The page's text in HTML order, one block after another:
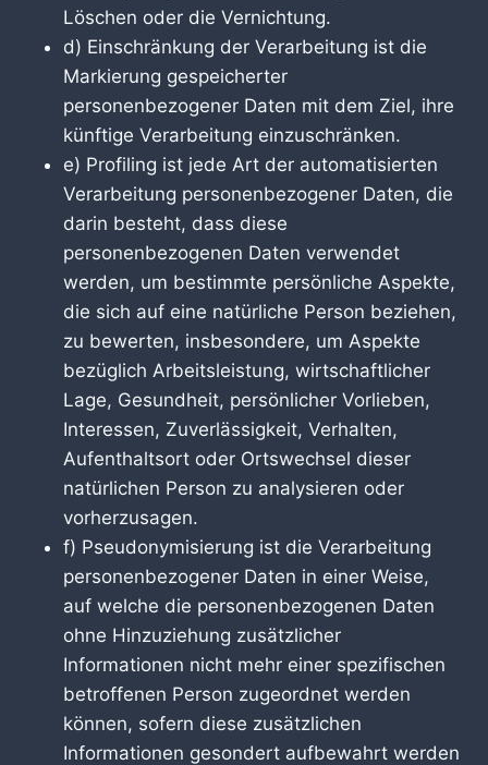
Löschen oder die Vernichtung.
d) Einschränkung der Verarbeitung ist die
Markierung gespeicherter
personenbezogener Daten mit dem Ziel, ihre
künftige Verarbeitung einzuschränken.
e) Profiling ist jede Art der automatisierten
Verarbeitung personenbezogener Daten, die
darin besteht, dass diese
personenbezogenen Daten verwendet
werden, um bestimmte persönliche Aspekte,
die sich auf eine natürliche Person beziehen,
zu bewerten, insbesondere, um Aspekte
bezüglich Arbeitsleistung, wirtschaftlicher
Lage, Gesundheit, persönlicher Vorlieben,
Interessen, Zuverlässigkeit, Verhalten,
Aufenthaltsort oder Ortswechsel dieser
natürlichen Person zu analysieren oder
vorherzusagen.
f) Pseudonymisierung ist die Verarbeitung
personenbezogener Daten in einer Weise,
auf welche die personenbezogenen Daten
ohne Hinzuziehung zusätzlicher
Informationen nicht mehr einer spezifischen
betroffenen Person zugeordnet werden
können, sofern diese zusätzlichen
Informationen gesondert aufbewahrt werden